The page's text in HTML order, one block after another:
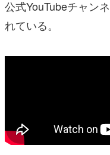
公式YouTubeチャン
れている。